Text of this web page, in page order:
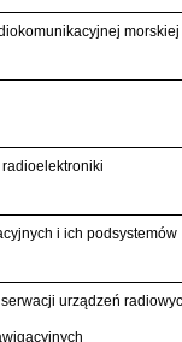
morskiej
i ich podsystemów
urządzeń